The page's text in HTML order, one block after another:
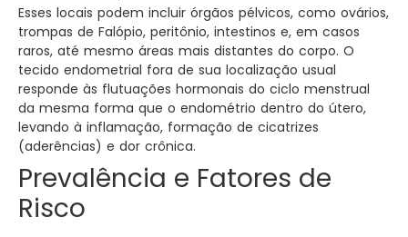
Esses locais podem incluir órgãos pélvicos, como ovários,
trompas de Falópio, peritônio, intestinos e, em casos
raros, até mesmo áreas mais distantes do corpo. O
tecido endometrial fora de sua localização usual
responde às flutuações hormonais do ciclo menstrual
da mesma forma que o endométrio dentro do útero,
levando à inflamação, formação de cicatrizes
(aderências) e dor crônica.
Prevalência e Fatores de
Risco